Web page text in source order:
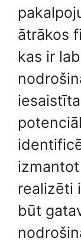
ātrākos
kas ir
realizēti
būt